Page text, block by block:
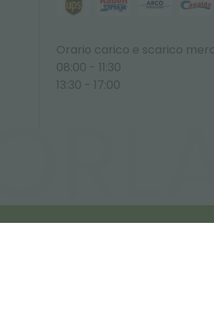
Orario carico e scarico
08:00 - 11:30
13:30 - 17:00